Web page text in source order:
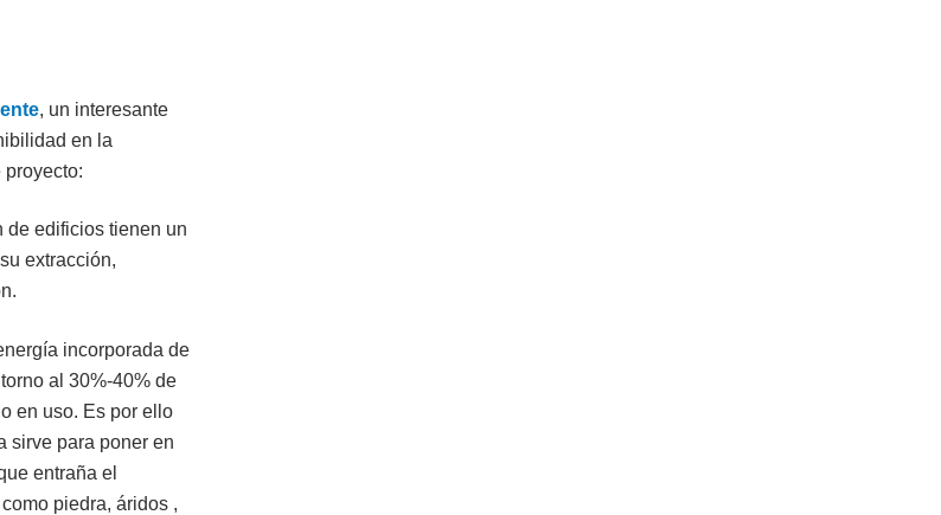
, un interesante
en la
de edificios tienen un
extracción,
incorporada de
al 30%-40% de
en uso. Es por ello
sirve para poner en
entraña el
piedra, áridos ,